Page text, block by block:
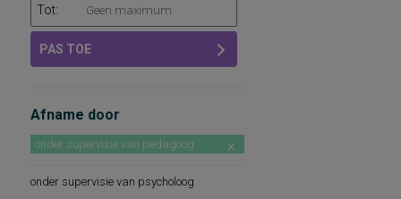
Tot:
PAS TOE
Afname door
onder supervisie van pedagoog
onder supervisie van psycholoog